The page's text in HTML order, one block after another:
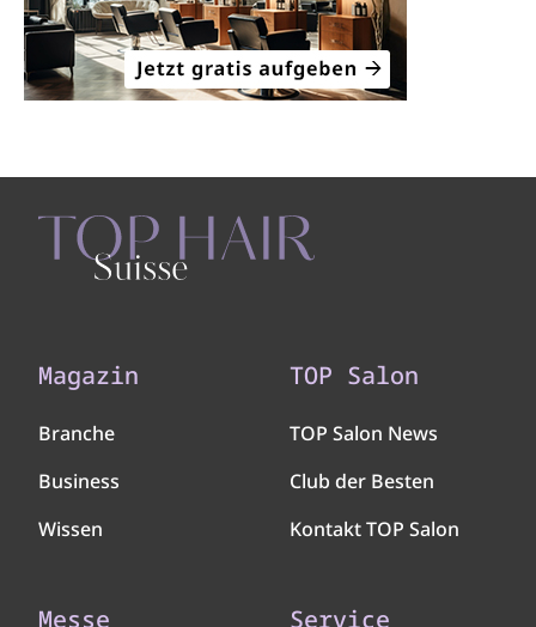
Magazin
Branche
Business
Wissen
TOP Salon
TOP Salon News
Club der Besten
Kontakt TOP Salon
Messe Service